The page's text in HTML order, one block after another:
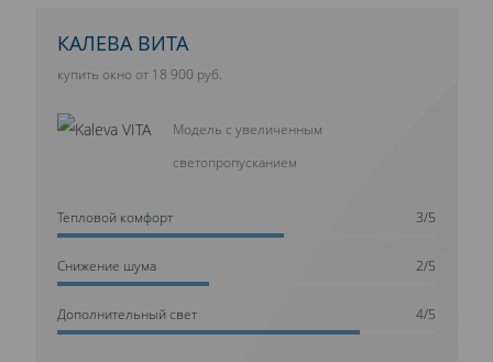
КАЛЕВА ВИТА
купить окно от 18 900 руб.
Модель с увеличенным
светопропусканием
Тепловой комфорт 3/5
Cнижение шума 2/5
Дополнительный свет 4/5